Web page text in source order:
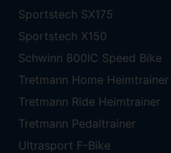
Sportstech SX175
Sportstech X150
Schwinn 800IC Speed Bike
Tretmann Home Heimtrainer
Tretmann Ride Heimtrainer
Tretmann Pedaltrainer
Ultrasport F-Bike